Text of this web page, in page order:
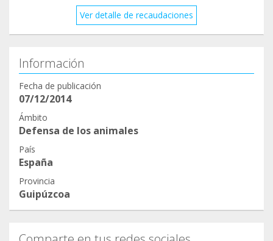
Ver detalle de recaudaciones
Información
Fecha de publicación
07/12/2014
Ámbito
Defensa de los animales
País
España
Provincia
Guipúzcoa